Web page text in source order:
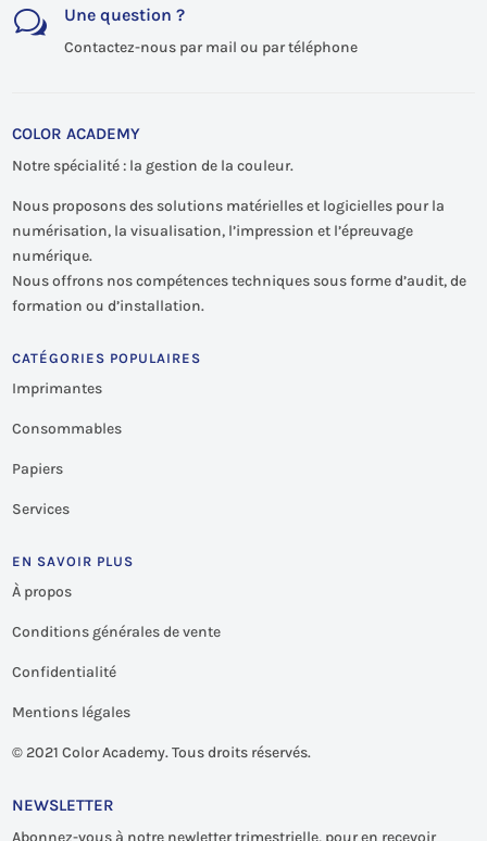
w Une question ?
Contactez-nous par mail ou par téléphone
COLOR ACADEMY
Notre spécialité : la gestion de la couleur.
Nous proposons des solutions matérielles et logicielles pour la
numérisation, la visualisation, l’impression et l’épreuvage
numérique.
Nous offrons nos compétences techniques sous forme d’audit, de
formation ou d’installation.
CATÉGORIES POPULAIRES
Imprimantes
Consommables
Papiers
Services
EN SAVOIR PLUS
À propos
Conditions générales de vente
Confidentialité
Mentions légales
© 2021 Color Academy. Tous droits réservés.
NEWSLETTER